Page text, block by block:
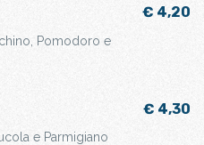
€ 4,20
Pomodoro e
€ 4,30
e Parmigiano